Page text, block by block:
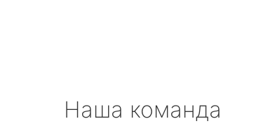
Наша команда